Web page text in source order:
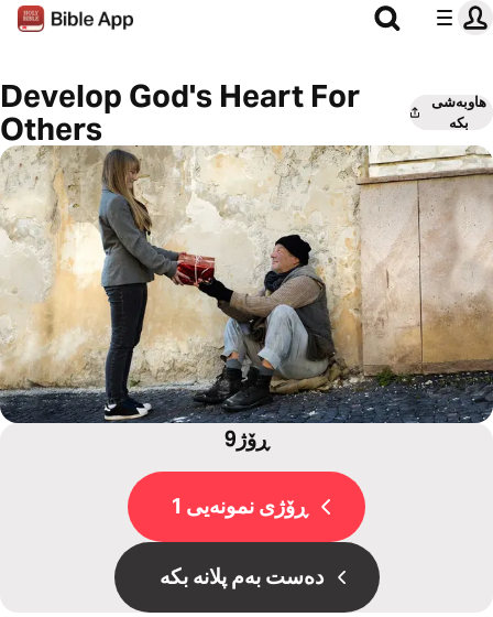
Develop God's Heart For
Others
هاوبەشی
بکە
9ڕۆژ
ڕۆژی نمونەیی 1
دەست بەم پلانە بکە